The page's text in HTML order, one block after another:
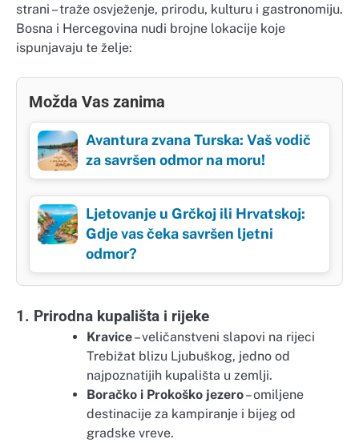
strani – traže osvježenje, prirodu, kulturu i gastronomiju.
Bosna i Hercegovina nudi brojne lokacije koje
ispunjavaju te želje:
Možda Vas zanima
Avantura zvana Turska: Vaš vodič
za savršen odmor na moru!
Ljetovanje u Grčkoj ili Hrvatskoj:
Gdje vas čeka savršen ljetni
odmor?
1. Prirodna kupališta i rijeke
Kravice– veličanstveni slapovi na rijeci
Trebižat blizu Ljubuškog, jedno od
najpoznatijih kupališta u zemlji.
Boračko i Prokoško jezero– omiljene
destinacije za kampiranje i bijeg od
gradske vreve.